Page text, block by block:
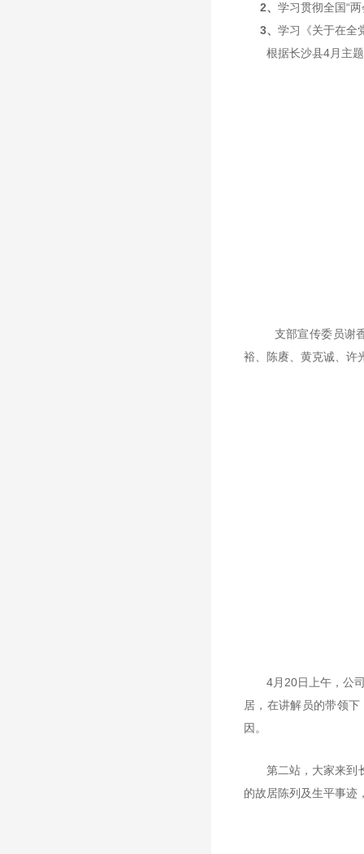
2、 学习贯彻全国“两
3、 学习《关于在全
根据长沙县4月主
支部宣传委员谢
裕、陈赓、黄克诚、许
4月 20日上午，公
居，在讲解员的带领
因。
第二站，大家来到
的故居陈列及生平事迹